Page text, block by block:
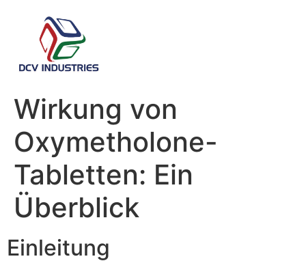
Wirkung von
Oxymetholone-
Tabletten: Ein
Überblick
Einleitung